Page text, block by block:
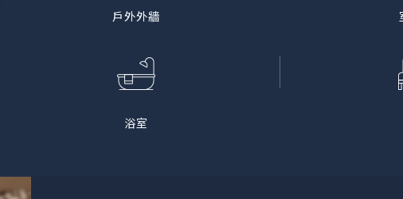
戶外外牆
浴室